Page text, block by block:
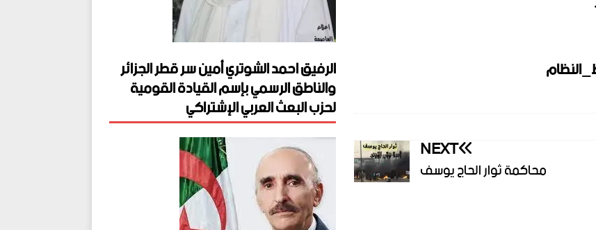
NEXT
محاكمة ثوار الحاج يوسف
الرفيق احمد الشوتري أمين سر قطر الجزائر
والناطق الرسمي بإسم القيادة القومية
لحزب البعث العربي الإشتراكي